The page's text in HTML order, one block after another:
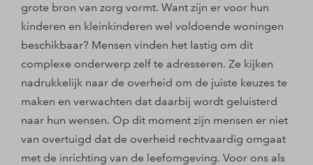
grote bron van zorg vormt. Want zijn er voor hun
kinderen en kleinkinderen wel voldoende woningen
beschikbaar? Mensen vinden het lastig om dit
complexe onderwerp zelf te adresseren. Ze kijken
nadrukkelijk naar de overheid om de juiste keuzes te
maken en verwachten dat daarbij wordt geluisterd
naar hun wensen. Op dit moment zijn mensen er niet
van overtuigd dat de overheid rechtvaardig omgaat
met de inrichting van de leefomgeving. Voor ons als